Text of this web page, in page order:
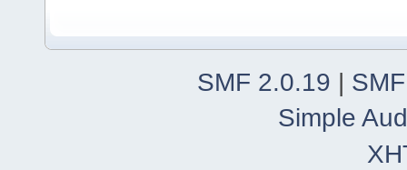
SMF 2.0.19
Simple